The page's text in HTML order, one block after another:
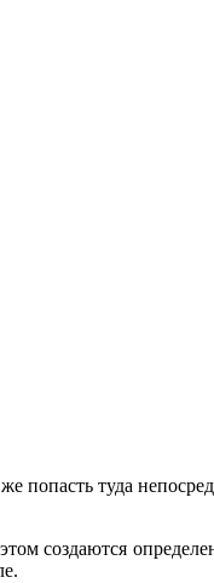
попасть туда
создаются